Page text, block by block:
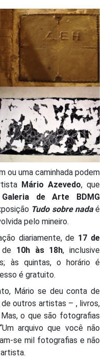
ou uma caminhada podem
Mário Azevedo, que
Galeria de Arte BDMG
Tudo sobre nadaé
pelo mineiro.
diariamente, de 17 de
10h às 18h, inclusive
às quintas, o horário é
é gratuito.
Mário se deu conta de
outros artistas – , livros,
o que são fotografias
arquivo que você não
se mil fotografias e não